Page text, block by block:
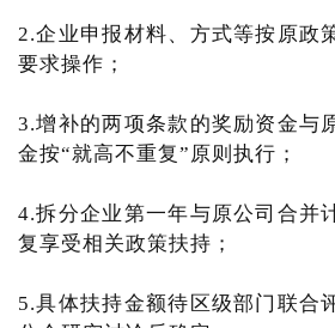
2.企业申报材料、方式等按原政
要求操作；
3.增补的两项条款的奖励资金与
金按“就高不重复”原则执行；
4.拆分企业第一年与原公司合并
复享受相关政策扶持；
5.具体扶持金额待区级部门联合